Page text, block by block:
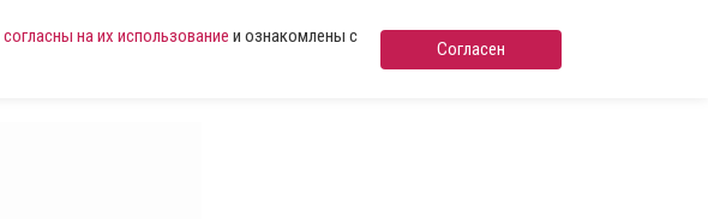
согласны на их использование и ознакомлены с
Согласен